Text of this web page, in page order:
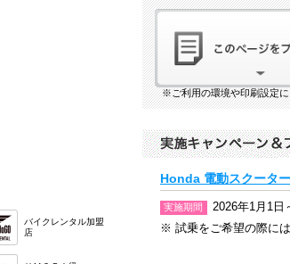
バイクレンタル加盟
店
※ご利用の環境や印刷設定によ
Honda 電動スクータ
実施期間
2026年1月1日
※ 試乗をご希望の際に